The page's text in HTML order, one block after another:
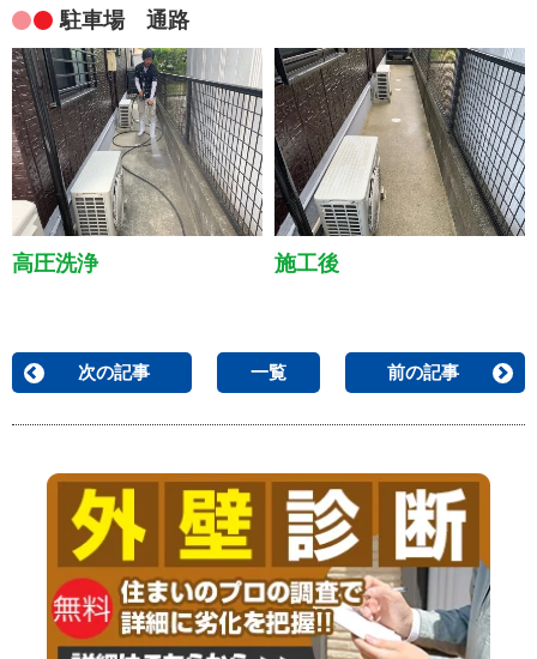
駐車場 通路
高圧洗浄 施工後
次の記事 一覧 前の記事